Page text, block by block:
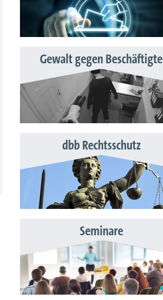
Gewalt gegen Beschäftigte
dbb Rechtsschutz
Seminare